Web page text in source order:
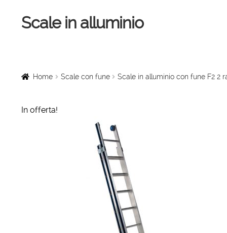
Vai
alla
Vai
al
Scale in alluminio
Scale a chiocciola
Home Scale con fune Scale in alluminio con fune F2 2
In offerta!